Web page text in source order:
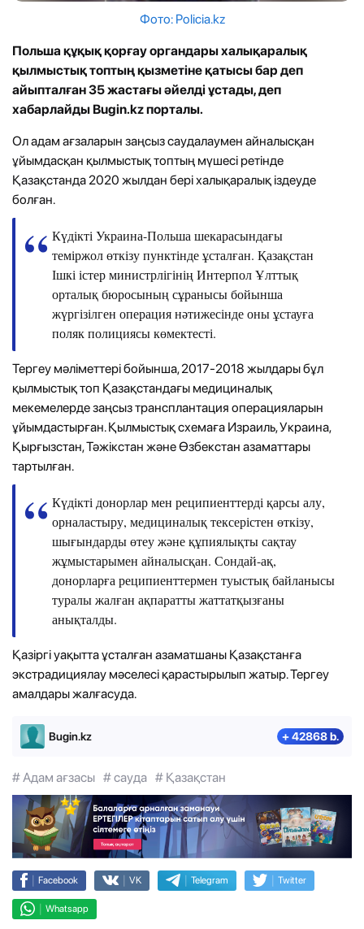
Фото: Policia.kz
Польша құқық қорғау органдары халықаралық
қылмыстық топтың қызметіне қатысы бар деп
айыпталған 35 жастағы әйелді ұстады, деп
хабарлайды Bugin.kz порталы.
Ол адам ағзаларын заңсыз саудалаумен айналысқан
ұйымдасқан қылмыстық топтың мүшесі ретінде
Қазақстанда 2020 жылдан бері халықаралық іздеуде
болған.
Күдікті Украина-Польша шекарасындағы
теміржол өткізу пунктінде ұсталған. Қазақстан
Ішкі істер министрлігінің Интерпол Ұлттық
орталық бюросының сұранысы бойынша
жүргізілген операция нәтижесінде оны ұстауға
поляк полициясы көмектесті.
Тергеу мәліметтері бойынша, 2017-2018 жылдары бұл
қылмыстық топ Қазақстандағы медициналық
мекемелерде заңсыз трансплантация операцияларын
ұйымдастырған. Қылмыстық схемаға Израиль, Украина,
Қырғызстан, Тәжікстан және Өзбекстан азаматтары
тартылған.
Күдікті донорлар мен реципиенттерді қарсы алу,
орналастыру, медициналық тексерістен өткізу,
шығындарды өтеу және құпиялықты сақтау
жұмыстарымен айналысқан. Сондай-ақ,
донорларға реципиенттермен туыстық байланысы
туралы жалған ақпаратты жаттатқызғаны
анықталды.
Қазіргі уақытта ұсталған азаматшаны Қазақстанға
экстрадициялау мәселесі қарастырылып жатыр. Тергеу
амалдары жалғасуда.
Bugin.kz + 42868 b.
# Адам ағзасы # сауда # Қазақстан
| Facebook | VK | Telegram | Twitter
| Whatsapp